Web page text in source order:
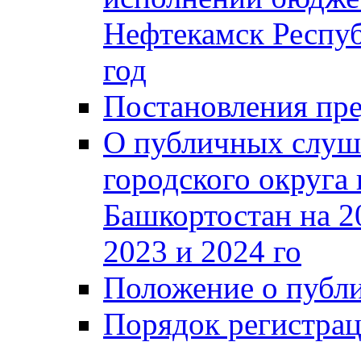
Нефтекамск
год
Постановления
О публичных
городского
Башкортостан на
2023 и 2024 го
Положение о
Порядок